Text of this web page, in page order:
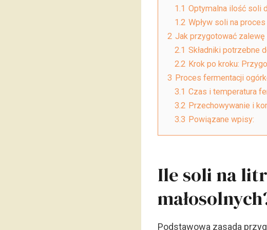
1.1 Optymalna ilość soli
1.2 Wpływ soli na
2 Jak przygotować zalewę
2.1 Składniki potrzebne
2.2 Krok po kroku:
3 Proces fermentacji
3.1 Czas i temperatura
3.2 Przechowywanie i
3.3 Powiązane wpisy:
Ile soli na
Podstawowa zasada